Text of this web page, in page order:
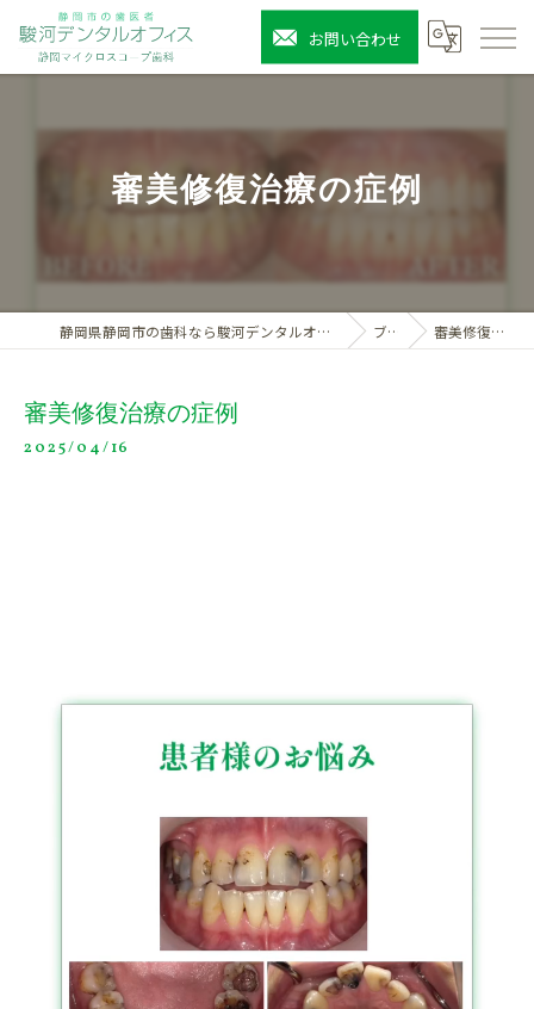
お問い合わせ
審美修復治療の症例
静岡県静岡市の歯科なら駿河デンタルオフィス静岡マイクロスコープ歯科 ブログ 審美修復治療の症例
審美修復治療の症例
2025/04/16